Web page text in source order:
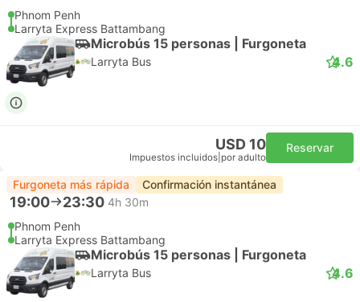
Phnom Penh
Larryta Express Battambang
Microbús 15 personas | Furgoneta
Larryta Bus 4.6
USD 10
Impuestos incluidos por adulto
Reservar
Furgoneta más rápida Confirmación instantánea
19:00 23:30 4h 30m
Phnom Penh
Larryta Express Battambang
Microbús 15 personas | Furgoneta
Larryta Bus 4.6